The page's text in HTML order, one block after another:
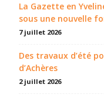
La Gazette en
sous une nouvelle
7 juillet 2026
Des travaux d’été
d’Achères
2 juillet 2026